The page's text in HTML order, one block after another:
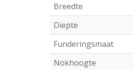
Breedte
Diepte
Funderingsmaat
Nokhoogte